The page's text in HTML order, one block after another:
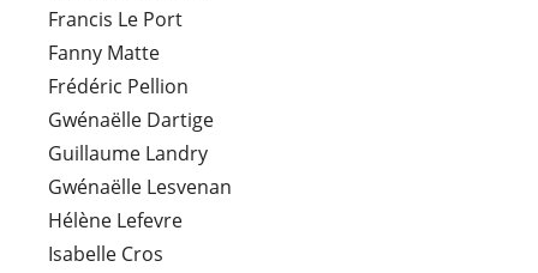
Francis Le Port
Fanny Matte
Frédéric Pellion
Gwénaëlle Dartige
Guillaume Landry
Gwénaëlle Lesvenan
Hélène Lefevre
Isabelle Cros